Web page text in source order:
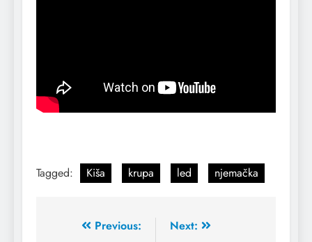
Tagged: Kiša krupa led njemačka
Previous:
Next: